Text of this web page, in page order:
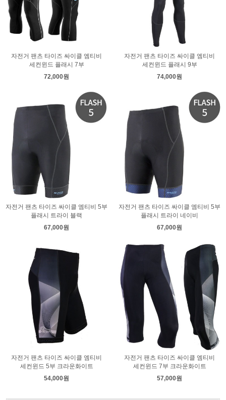
자전거 팬츠 타이즈 싸이클 엠티비
세컨윈드 플래시 7부
72,000원
자전거 팬츠 타이즈 싸이클 엠티비
세컨윈드 플래시 9부
74,000원
자전거 팬츠 타이즈 싸이클 엠티비 5부
플래시 트라이 블랙
67,000원
자전거 팬츠 타이즈 싸이클 엠티비 5부
플래시 트라이 네이비
67,000원
자전거 팬츠 타이즈 싸이클 엠티비
세컨윈드 5부 크라운화이트
54,000원
자전거 팬츠 타이즈 싸이클 엠티비
세컨윈드 7부 크라운화이트
57,000원